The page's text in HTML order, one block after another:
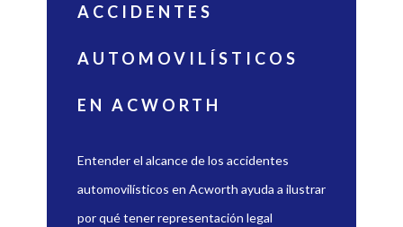
ACCIDENTES
AUTOMOVILÍSTICOS
EN ACWORTH
Entender el alcance de los accidentes
automovilísticos en Acworth ayuda a ilustrar
por qué tener representación legal